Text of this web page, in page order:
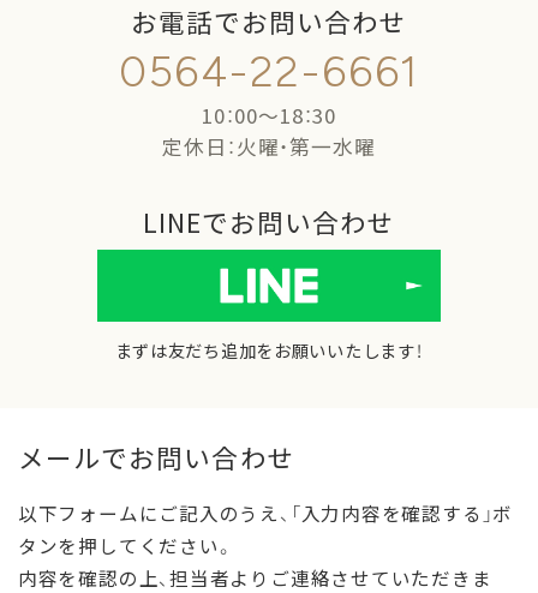
お電話でお問い合わせ
0564-22-6661
10：00〜18：30
定休日：火曜・第一水曜
LINEでお問い合わせ
まずは友だち追加をお願いいたします！
メールでお問い合わせ
以下フォームにご記入のうえ、「入力内容を確認する」ボ
タンを押してください。
内容を確認の上、担当者よりご連絡させていただきま